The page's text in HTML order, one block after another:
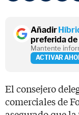
Añadir
preferida
Mantente
ACTIVAR
El consejero
comerciales de